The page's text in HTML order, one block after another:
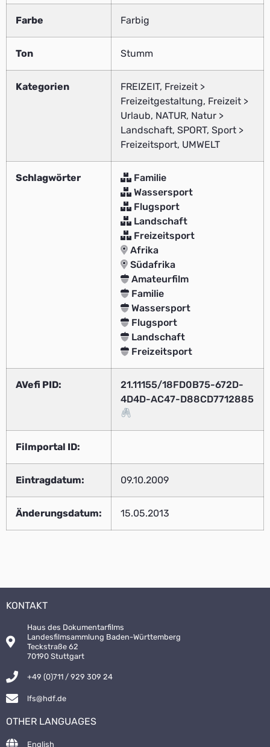
Farbe Farbig
Ton Stumm
Kategorien
FREIZEIT, Freizeit >
Freizeitgestaltung, Freizeit >
Urlaub, NATUR, Natur >
Landschaft, SPORT, Sport >
Freizeitsport, UMWELT
Schlagwörter
Familie
Wassersport
Flugsport
Landschaft
Freizeitsport
Afrika
Südafrika
Amateurfilm
Familie
Wassersport
Flugsport
Landschaft
Freizeitsport
AVefi PID:
21.11155/18FD0B75-672D-
4D4D-AC47-D88CD7712885
Filmportal ID:
Eintragdatum: 09.10.2009
Änderungsdatum: 15.05.2013
KONTAKT
Haus des Dokumentarfilms
Landesfilmsammlung Baden-Württemberg
Teckstraße 62
70190 Stuttgart
+49 (0)711 / 929 309 24
lfs@hdf.de
OTHER LANGUAGES
English